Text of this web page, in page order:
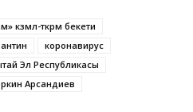
көзөмөл-өткөрмө бекети
коронавирус
Эл Республикасы
Арсандиев